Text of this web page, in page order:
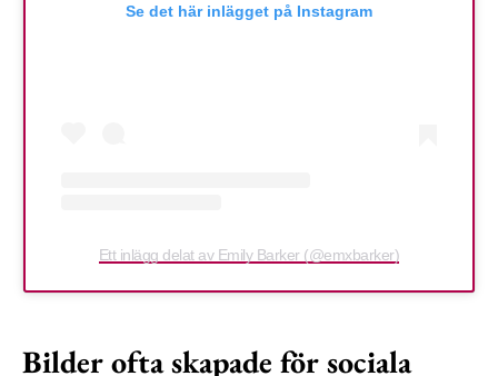
Se det här inlägget på Instagram
Ett inlägg delat av Emily Barker (@emxbarker)
Bilder ofta skapade för sociala